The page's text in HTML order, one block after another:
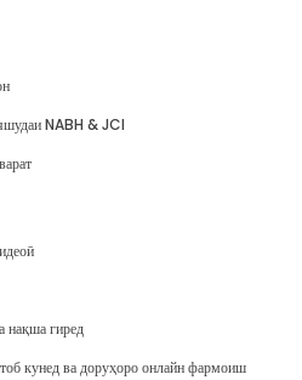
NABH & JCI
нақша гиред
кунед ва доруҳоро онлайн фармоиш